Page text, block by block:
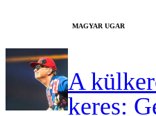
MAGYAR UGAR
A
keres: